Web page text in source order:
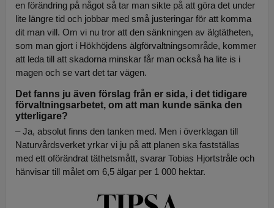
en förändring på något så tar man sikte på att göra det under
lite längre tid och jobbar med små justeringar för att komma
dit man vill. Om vi nu tror att den sänkningen av älgtätheten,
som man gjort i Hökhöjdens älgförvaltningsområde, kommer
att leda till att skadorna minskar får man också ha lite is i
magen och se vart det tar vägen.
Det fanns ju även förslag från er sida, i det tidigare
förvaltningsarbetet, om att man kunde sänka den
ytterligare?
– Ja, absolut finns den tanken med. Men i överklagan till
Naturvårdsverket yrkar vi ju på att planen ska fastställas
med ett oförändrat täthetsmått, svarar Tobias Hjortstråle och
hänvisar till målet om 6,5 älgar per 1 000 hektar.